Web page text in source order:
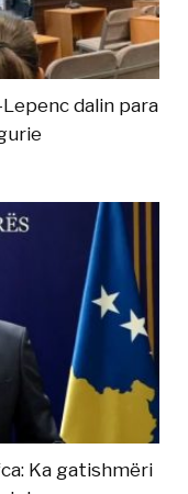
dalin para
Ka gatishmëri